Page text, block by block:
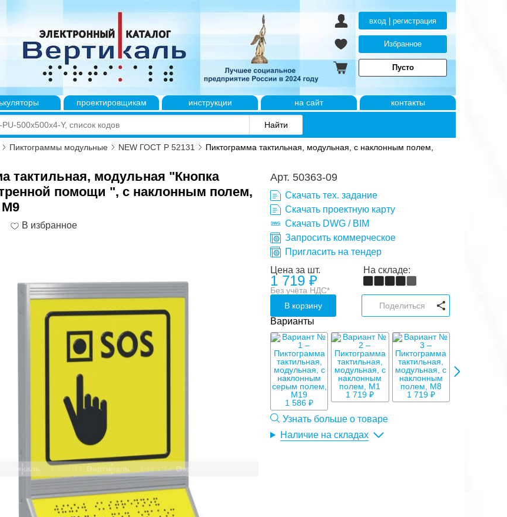
вход | регистрация
Избранное
Пусто
проектировщикам инструкции на сайт контакты
Пиктограммы модульные NEW ГОСТ Р 52131
Пиктограмма тактильная, модульная, с наклонным полем,
тактильная, модульная "Кнопка
помощи ", с наклонным полем,
М9
Арт. 50363-09
Скачать тех. задание
Скачать проектную карту
Скачать DWG / BIM
Запросить коммерческое
Пригласить на тендер
Цена за шт.
1 719 ₽
На складе:
Без учёта НДС*
В корзину
Поделиться
Варианты
1 586 ₽
1 719 ₽ 1 719 ₽
1 719 ₽
Узнать больше о товаре
Наличие на складах